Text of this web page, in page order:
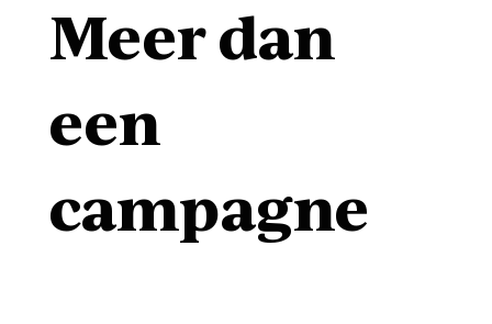
Meer dan
een
campagne